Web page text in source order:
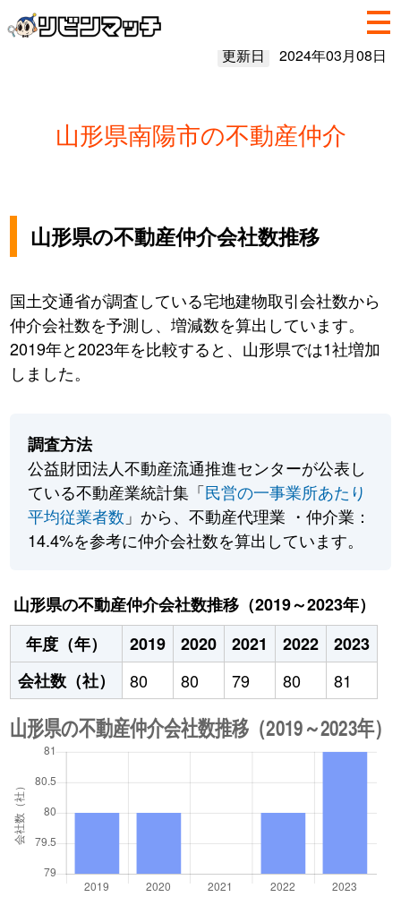
更新日 2024年03月08日
山形県南陽市の不動産仲介
山形県の不動産仲介会社数推移
国土交通省が調査している宅地建物取引会社数から
仲介会社数を予測し、増減数を算出しています。
2019年と2023年を比較すると、山形県では1社増加
しました。
調査方法
公益財団法人不動産流通推進センターが公表し
ている不動産業統計集「民営の一事業所あたり
平均従業者数 」から、不動産代理業 ・仲介業：
14.4%を参考に仲介会社数を算出しています。
山形県の不動産仲介会社数推移（2019～2023年）
年度（年）
2019 2020 2021 2022
2023
会社数（社）
80 80 79 80 81